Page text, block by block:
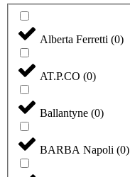
Alberta Ferretti (0)
AT.P.CO (0)
Ballantyne (0)
BARBA Napoli (0)